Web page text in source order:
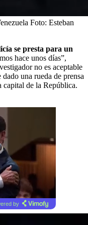
Foto: Esteban
se presta para un
hace unos días”,
no es aceptable
una rueda de prensa
capital de la República.
by